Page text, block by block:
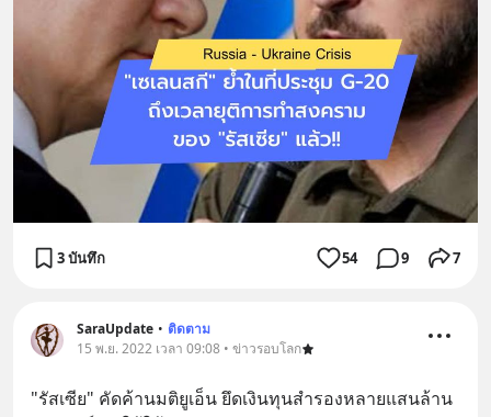
3 บันทึก 54 9 7
SaraUpdate • ติดตาม
15 พ.ย. 2022 เวลา 09:08 • ข่าวรอบโลก
"รัสเซีย" คัดค้านมติยูเอ็น ยึดเงินทุนสำรองหลายแสนล้าน